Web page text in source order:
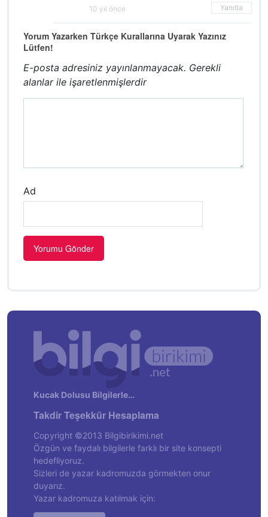
10 yıl önce Yanıtla
Yorum Yazarken Türkçe Kurallarına Uyarak Yazınız
Lütfen!
E-posta adresiniz yayınlanmayacak. Gerekli
alanlar ile işaretlenmişlerdir
Ad
Kucak Dolusu Bilgilerle…
Takdir Teşekkür Hesaplama
Copyright ©2013 Bilgibirikimi.net
Özgün ve faydalı bilgilerle farklı bir site konsepti
hedefliyoruz.
Sizleri de yazar kadromuzda görmekten onur
duyarız.
Yazar kadromuza katılmak için: